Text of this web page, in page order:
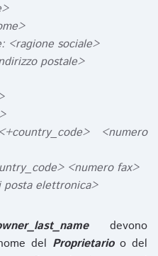
<ragione sociale>
postale>
<numero
<numero fax>
posta elettronica>
devono
del Proprietarioo del